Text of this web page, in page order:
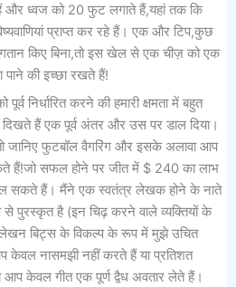
और ध्वज को 20 फुट लगाते हैं,यहां तक ​​कि
प्राप्त कर रहे हैं। एक और टिप,कुछ
किए बिना,तो इस खेल से एक चीज़ को एक
की इच्छा रखते हैं!
निर्धारित करने की हमारी क्षमता में बहुत
दिखते हैं एक पूर्व अंतर और उस पर डाल दिया।
जानिए फुटबॉल वैगरिंग और इसके अलावा आप
हैं!जो सफल होने पर जीत में $ 240 का लाभ
सकते हैं। मैंने एक स्वतंत्र लेखक होने के नाते
पुरस्कृत है (इन चिढ़ करने वाले व्यक्तियों के
बिट्स के विकल्प के रूप में मुझे उचित
केवल नासमझी नहीं करते हैं या प्रतिशत
आप केवल गीत एक पूर्ण द्वैध अवतार लेते हैं।